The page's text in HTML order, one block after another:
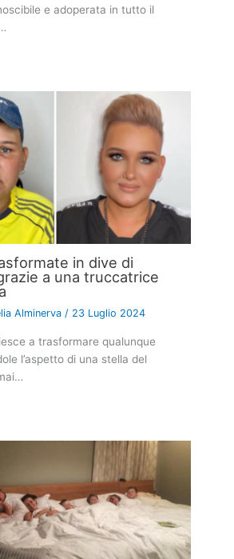
e adoperata in tutto il
in dive di
a una truccatrice
Alminerva/ 23 Luglio 2024
a trasformare qualunque
l’aspetto di una stella del